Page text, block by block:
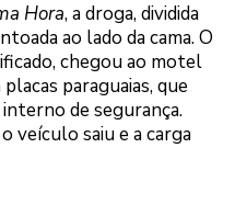
Hora, a droga, dividida
ao lado da cama. O
chegou ao motel
paraguaias, que
de segurança.
veículo saiu e a carga